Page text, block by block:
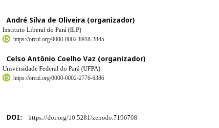
André Silva de Oliveira (organizador)
Instituto Liberal do Pará (ILP)
https://orcid.org/0000-0002-8918-2845
Celso Antônio Coelho Vaz (organizador)
Universidade Federal do Pará (UFPA)
https://orcid.org/0000-0002-2776-6386
DOI: https://doi.org/10.5281/zenodo.7196708